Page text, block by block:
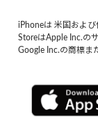
iPhoneは 米国およ
StoreはApple Inc.の
Google Inc.の商標ま